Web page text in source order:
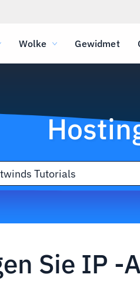
Wolke Gewidmet
Sie IP -